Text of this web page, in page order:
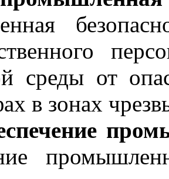
среды от
в зонах